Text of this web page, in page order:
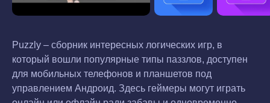
Puzzly – сборник интересных логических игр, в
который вошли популярные типы паззлов, доступен
для мобильных телефонов и планшетов под
управлением Андроид. Здесь геймеры могут играть